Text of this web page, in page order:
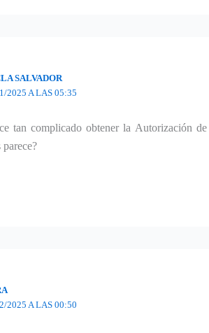
SALVADOR
2025 A LAS 05:35
tan complicado obtener la Autorización
parece?
2025 A LAS 00:50